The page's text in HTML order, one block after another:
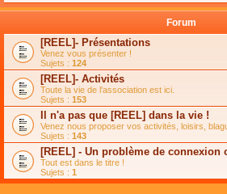
e
s
s
a
g
e
n
o
n
l
u
l
e
p
l
u
s
t
l
e
m
e
s
s
a
g
e
n
o
n
l
u
l
e
n
l
t
e
r
l
e
m
e
s
s
a
g
e
n
o
n
Forum
[REEL]- Présentations
Venez vous présenter !
Sujets : 124
[REEL]- Activités
Toute la vie de l'association est ici.
Sujets : 153
Il n'a pas que [REEL] dans la vie !
Venez nous proposer vos activités, loisirs,
Sujets : 143
[REEL] - Un problème de
Tout est dans le titre !
Sujets : 1